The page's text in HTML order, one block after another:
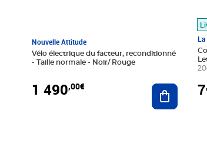
Nouvelle Attitude
Vélo électrique du facteur, reconditionné
- Taille normale - Noir/ Rouge
1 490,00€ Ajouter
La
7